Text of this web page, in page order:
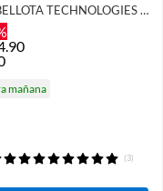
Por BELLOTA TECHNOLOGIES S.A.C
mañana
(3)